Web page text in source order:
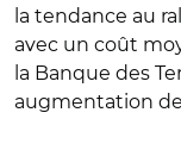
la tendance au
avec un coût
la Banque des
augmentation de